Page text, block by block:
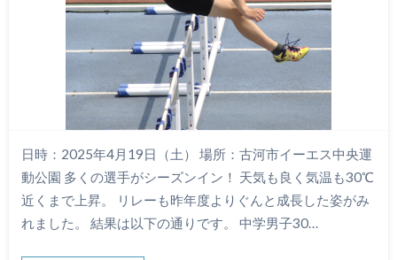
日時：2025年4月19日（土） 場所：古河市イーエス中央運
動公園 多くの選手がシーズンイン！ 天気も良く気温も30℃
近くまで上昇。 リレーも昨年度よりぐんと成長した姿がみ
れました。 結果は以下の通りです。 中学男子30…